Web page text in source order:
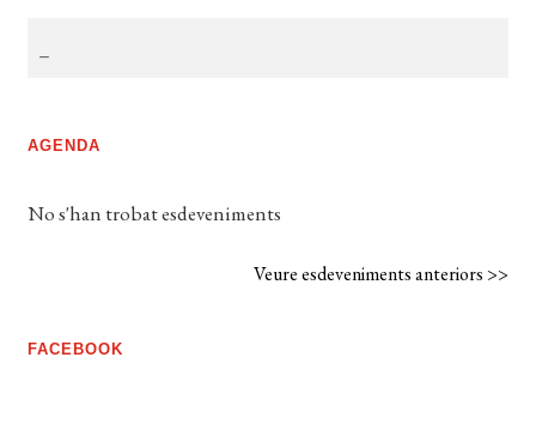
AGENDA
No s'han trobat esdeveniments
Veure esdeveniments anteriors >>
FACEBOOK